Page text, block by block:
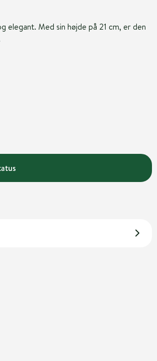
elegant. Med sin højde på 21 cm, er den